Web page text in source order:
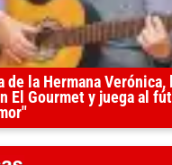
de la Hermana
El Gourmet y juega al